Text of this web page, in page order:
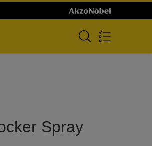
Spray